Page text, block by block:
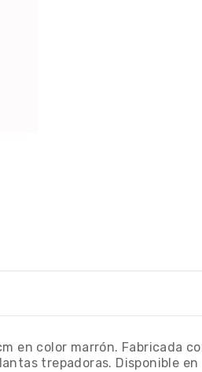
en color marrón. Fabricada
trepadoras. Disponible